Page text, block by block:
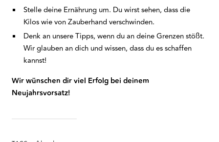
Stelle deine Ernährung um. Du wirst sehen, dass die
Kilos wie von Zauberhand verschwinden.
Denk an unsere Tipps, wenn du an deine Grenzen stößt.
Wir glauben an dich und wissen, dass du es schaffen
kannst!
Wir wünschen dir viel Erfolg bei deinem
Neujahrsvorsatz!